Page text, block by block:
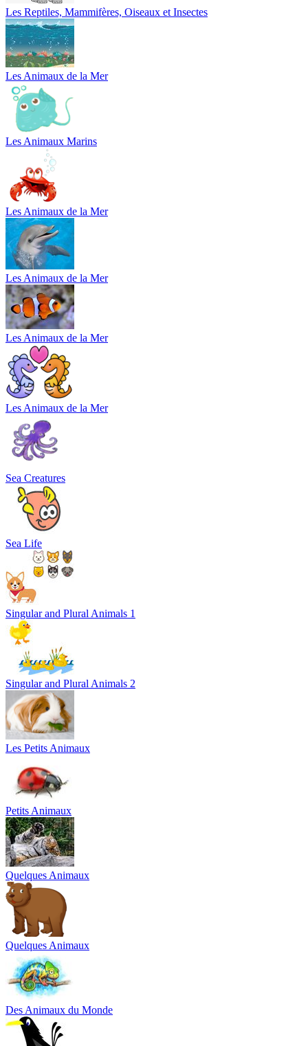
Les Reptiles, Mammifères, Oiseaux et Insectes
Les Animaux de la Mer
Les Animaux Marins
Les Animaux de la Mer
Les Animaux de la Mer
Les Animaux de la Mer
Les Animaux de la Mer
Sea Creatures
Sea Life
Singular and Plural Animals 1
Singular and Plural Animals 2
Les Petits Animaux
Petits Animaux
Quelques Animaux
Quelques Animaux
Des Animaux du Monde